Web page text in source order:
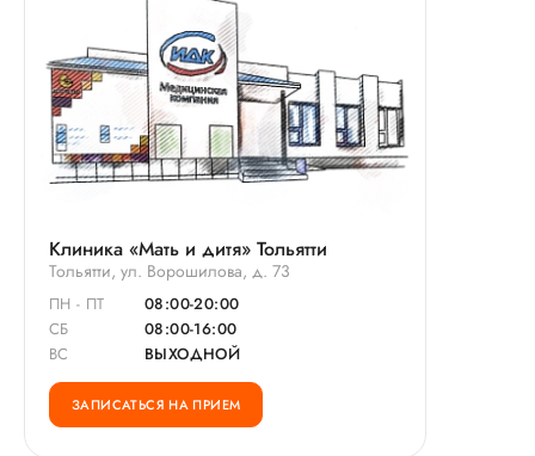
Клиника «Мать и дитя» Тольятти
Тольятти, ул. Ворошилова, д. 73
ПН - ПТ
08:00-20:00
СБ
08:00-16:00
ВС
ВЫХОДНОЙ
ЗАПИСАТЬСЯ НА ПРИЕМ